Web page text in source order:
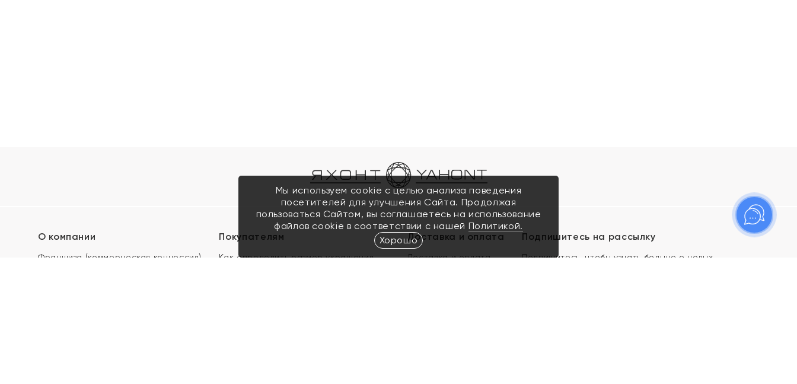
О компании
Франшиза (коммерческая концессия)
Покупателям
Как определить размер украшения
Доставка и оплата
Доставка и оплата
Подпишитесь на рассылку
Подпишитесь, чтобы узнать больше о новых
Мы используем cookie с целью анализа поведения
посетителей для улучшения Сайта. Продолжая
пользоваться Сайтом, вы соглашаетесь на использование
файлов cookie в соответствии с нашей Политикой.
Хорошо